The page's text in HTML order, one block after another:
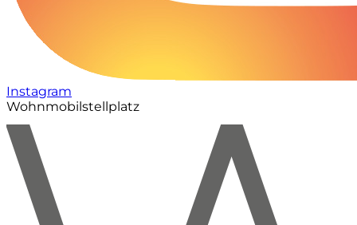
Instagram
Wohnmobilstellplatz